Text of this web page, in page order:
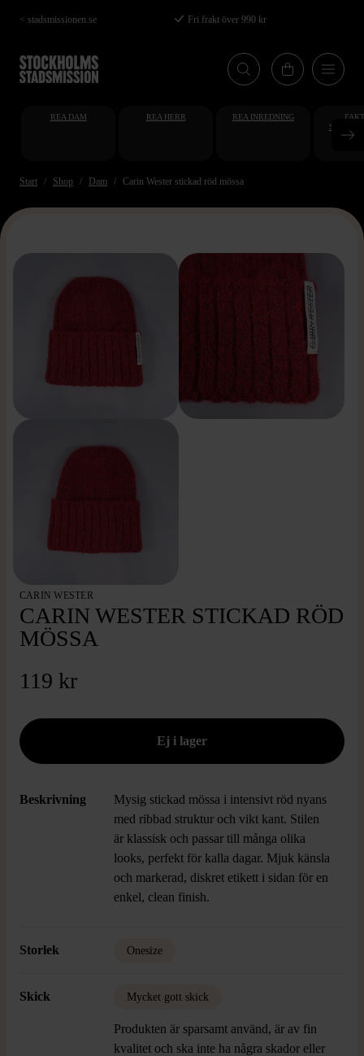
Hoppa
till
huvudinnehåll
< stadsmissionen.se Fri frakt över 990 kr
REA DAM REA HERR REA INREDNING
Start Shop Dam Carin Wester stickad röd mössa
CARIN WESTER
CARIN WESTER STICKAD RÖD
MÖSSA
119 kr
Beskrivning
Mysig stickad mössa i intensivt röd nyans
med ribbad struktur och vikt kant. Stilen
är klassisk och passar till många olika
looks, perfekt för kalla dagar. Mjuk känsla
och markerad, diskret etikett i sidan för en
enkel, clean finish.
Storlek Onesize
Skick Mycket gott skick
Produkten är sparsamt använd, är av fin
kvalitet och ska inte ha några skador eller